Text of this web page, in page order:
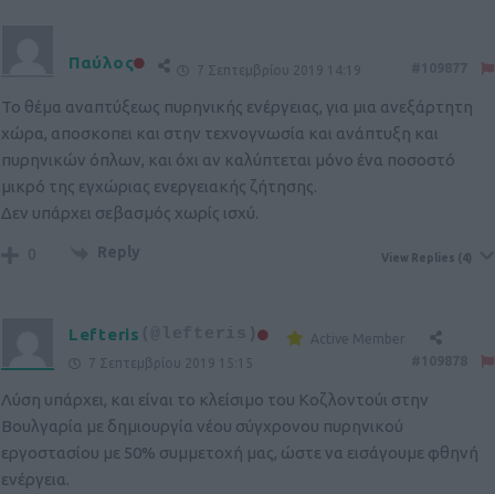
Παύλος 7 Σεπτεμβρίου 2019 14:19
Το θέμα αναπτύξεως πυρηνικής ενέργειας, για μια ανεξάρτητη
χώρα, αποσκοπει και στην τεχνογνωσία και ανάπτυξη και
πυρηνικών όπλων, και όχι αν καλύπτεται μόνο ένα ποσοστό
μικρό της εγχώριας ενεργειακής ζήτησης.
Δεν υπάρχει σεβασμός χωρίς ισχύ.
0 Reply View Replies (4)
Lefteris (@lefteris)
Active Member
7 Σεπτεμβρίου 2019 15:15
Λύση υπάρχει, και είναι το κλείσιμο του Κοζλοντούι στην
Βουλγαρία με δημιουργία νέου σύγχρονου πυρηνικού
εργοστασίου με 50% συμμετοχή μας, ώστε να εισάγουμε φθηνή
ενέργεια.